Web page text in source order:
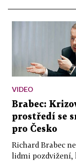
VIDEO
Brabec:
prostředí se
pro Česko
Richard Brabec
lidmi pozdvižení,